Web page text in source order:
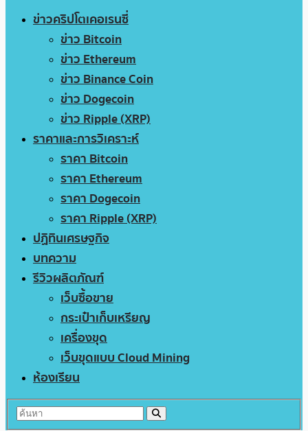
ข่าวคริปโตเคอเรนซี่
ข่าว Bitcoin
ข่าว Ethereum
ข่าว Binance Coin
ข่าว Dogecoin
ข่าว Ripple (XRP)
ราคาและการวิเคราะห์
ราคา Bitcoin
ราคา Ethereum
ราคา Dogecoin
ราคา Ripple (XRP)
ปฏิทินเศรษฐกิจ
บทความ
รีวิวผลิตภัณฑ์
เว็บซื้อขาย
กระเป๋าเก็บเหรียญ
เครื่องขุด
เว็บขุดแบบ Cloud Mining
ห้องเรียน